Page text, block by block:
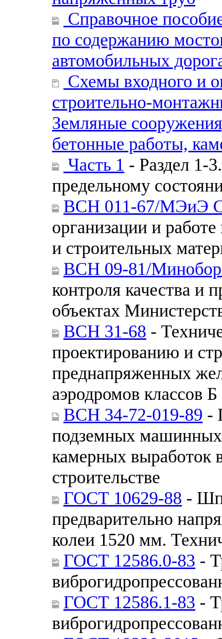
Справочное
по содержанию
автомобильных
Схемы входного и
строительно-
Земляные
бетонные работы,
Часть 1 - Раздел 1-
предельному
ВСН 011-67/МЭиЭ
организации и
и строительных
ВСН 09-81/
контроля качества и
объектах
ВСН 31-68 -
проектированию и
преднапряженных
аэродромов классов
ВСН 34-72-019-89 -
подземных
камерных выработок
строительстве
ГОСТ 10629-88 -
предварительно
колеи 1520 мм.
ГОСТ 12586.0-83 -
ГОСТ 12586.1-83 -